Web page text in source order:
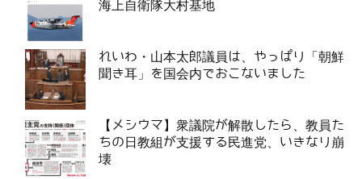
海上自衛隊大村基地
れいわ・山本太郎議員は、やっぱり「朝鮮
聞き耳」を国会内でおこないました
【メシウマ】衆議院が解散したら、教員た
ちの日教組が支援する民進党、いきなり崩
壊